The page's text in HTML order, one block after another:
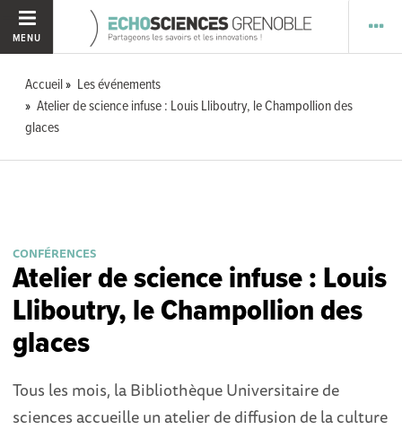
MENU
Accueil
Les événements
Atelier de science infuse : Louis Lliboutry, le Champollion des
glaces
CONFÉRENCES
Atelier de science infuse : Louis
Lliboutry, le Champollion des
glaces
Tous les mois, la Bibliothèque Universitaire de
sciences accueille un atelier de diffusion de la culture